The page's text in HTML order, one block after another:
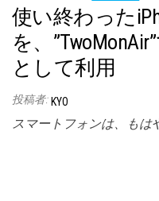
使い終わった
を、
として利用
投稿者: KYO
スマートフォンは、もは